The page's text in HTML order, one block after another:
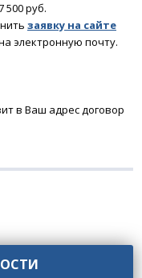
500 руб.
заявку на сайте
электронную почту.
в Ваш адрес договор